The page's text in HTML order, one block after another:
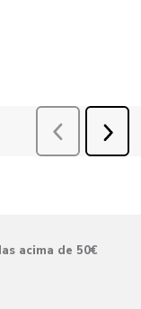
acima de 50€